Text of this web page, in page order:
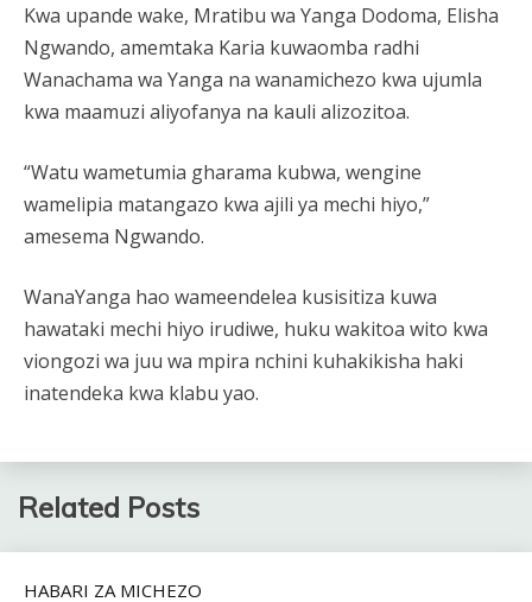
Kwa upande wake, Mratibu wa Yanga Dodoma, Elisha
Ngwando, amemtaka Karia kuwaomba radhi
Wanachama wa Yanga na wanamichezo kwa ujumla
kwa maamuzi aliyofanya na kauli alizozitoa.
“Watu wametumia gharama kubwa, wengine
wamelipia matangazo kwa ajili ya mechi hiyo,”
amesema Ngwando.
WanaYanga hao wameendelea kusisitiza kuwa
hawataki mechi hiyo irudiwe, huku wakitoa wito kwa
viongozi wa juu wa mpira nchini kuhakikisha haki
inatendeka kwa klabu yao.
Related Posts
HABARI ZA MICHEZO